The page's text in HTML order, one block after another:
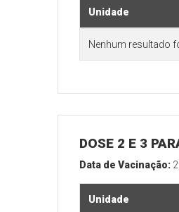
Unidade
Nenhum resultado
DOSE 2 E 3
Data de Vacinação:
Unidade